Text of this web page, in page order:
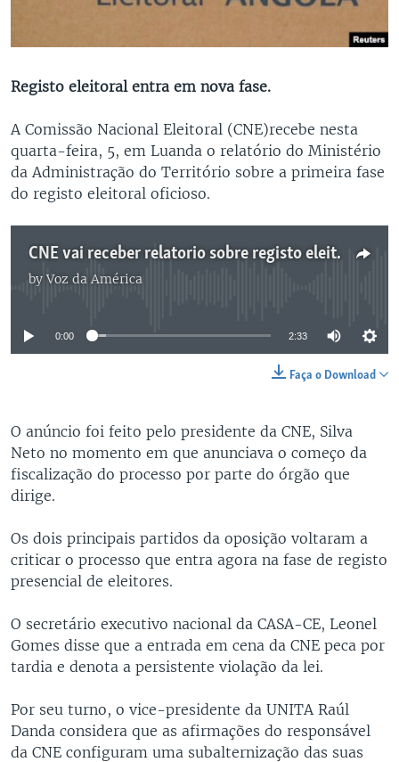
Registo eleitoral entra em nova fase.
A Comissão Nacional Eleitoral (CNE)recebe nesta
quarta-feira, 5, em Luanda o relatório do Ministério
da Administração do Território sobre a primeira fase
do registo eleitoral oficioso.
CNE vai receber relatorio sobre registo eleitoral - 2:38
byVoz da América
No media source currently available
0:00 2:33
Faça o Download
O anúncio foi feito pelo presidente da CNE, Silva
Neto no momento em que anunciava o começo da
fiscalização do processo por parte do órgão que
dirige.
Os dois principais partidos da oposição voltaram a
criticar o processo que entra agora na fase de registo
presencial de eleitores.
O secretário executivo nacional da CASA-CE, Leonel
Gomes disse que a entrada em cena da CNE peca por
tardia e denota a persistente violação da lei.
Por seu turno, o vice-presidente da UNITA Raúl
Danda considera que as afirmações do responsável
da CNE configuram uma subalternização das suas